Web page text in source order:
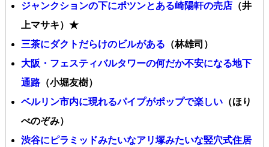
ジャンクションの下にポツンとある崎陽軒の売店 （井
上マサキ）★
三茶にダクトだらけのビルがある （林雄司）
大阪・フェスティバルタワーの何だか不安になる地下
通路 （小堀友樹）
ベルリン市内に現れるパイプがポップで楽しい （ほり
べのぞみ）
渋谷にピラミッドみたいなアリ塚みたいな竪穴式住居